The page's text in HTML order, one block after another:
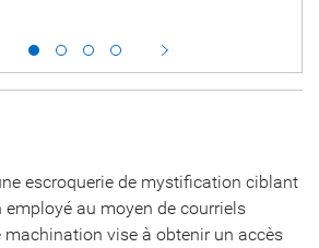
escroquerie de mystification ciblant
employé au moyen de courriels
machination vise à obtenir un accès